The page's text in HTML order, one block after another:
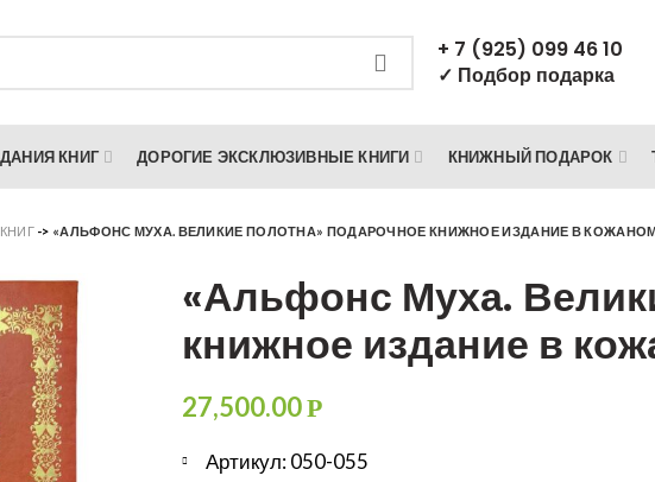
+ 7 (925) 099 46 10
✓ Подбор подарка
КНИГ ДОРОГИЕ ЭКСКЛЮЗИВНЫЕ КНИГИ КНИЖНЫЙ ПОДАРОК
-> «АЛЬФОНС МУХА. ВЕЛИКИЕ ПОЛОТНА» ПОДАРОЧНОЕ КНИЖНОЕ ИЗДАНИЕ В
«Альфонс Муха.
книжное издание в
27,500.00Р
Артикул: 050-055